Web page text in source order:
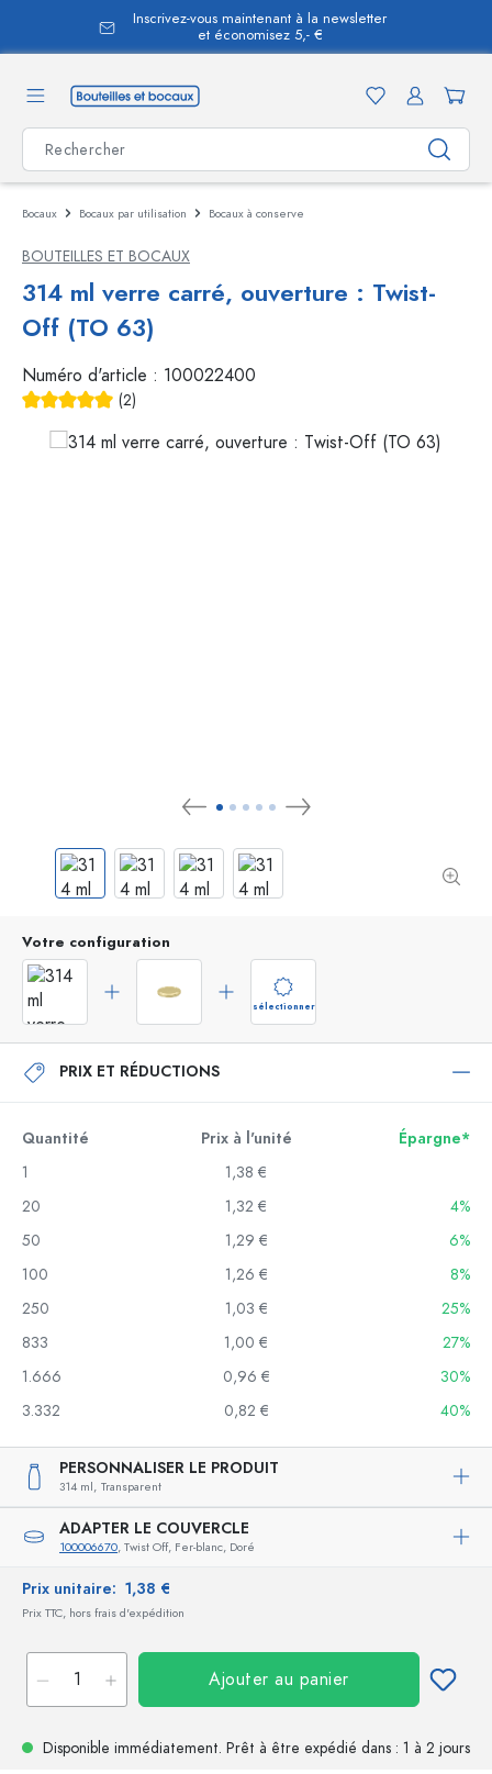
principal
Inscrivez-vous maintenant à la newsletter
et économisez 5,- €
Bocaux Bocaux par utilisation Bocaux à conserve
BOUTEILLES ET BOCAUX
314 ml verre carré, ouverture : Twist-
Off (TO 63)
Numéro d'article : 100022400
(2)
Votre configuration
sélectionner
PRIX ET RÉDUCTIONS
Quantité Prix à l'unité
Épargne*
1
1,38 €
20
1,32 €
4%
50
1,29 €
6%
100
1,26 €
8%
250
1,03 €
25%
833
1,00 €
27%
1.666
0,96 €
30%
3.332
0,82 € 40%
PERSONNALISER LE PRODUIT
314 ml, Transparent
ADAPTER LE COUVERCLE
100006670, Twist Off, Fer-blanc, Doré
Prix unitaire: 1,38 €
Prix TTC, hors frais d'expédition
Ajouter au panier
Disponible immédiatement. Prêt à être expédié dans : 1 à 2 jours